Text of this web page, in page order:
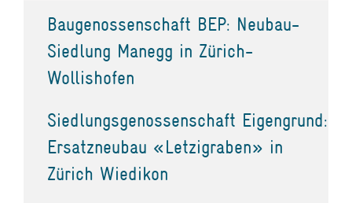
Baugenossenschaft BEP: Neubau-
Siedlung Manegg in Zürich-
Wollishofen
Siedlungsgenossenschaft Eigengrund:
Ersatzneubau «Letzigraben» in
Zürich Wiedikon